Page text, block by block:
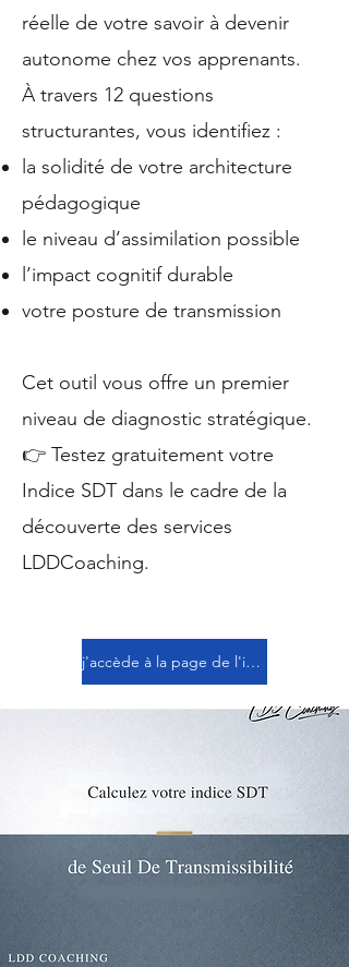
réelle de votre savoir à devenir
autonome chez vos apprenants.
À travers 12 questions
structurantes, vous identifiez :
la solidité de votre architecture
pédagogique
le niveau d’assimilation possible
l’impact cognitif durable
votre posture de transmission
Cet outil vous offre un premier
niveau de diagnostic stratégique.
👉 Testez gratuitement votre
Indice SDT dans le cadre de la
découverte des services
LDDCoaching.
j'accède à la page de l'indice SDT et je réalise mon évaluation